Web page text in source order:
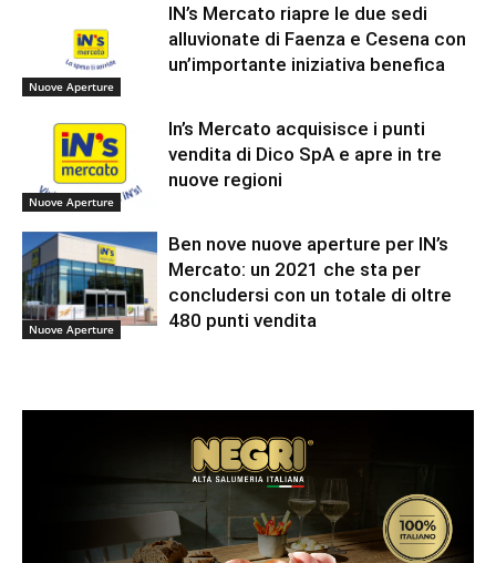
Nuove Aperture
IN’s Mercato riapre le due sedi
alluvionate di Faenza e Cesena con
un’importante iniziativa benefica
Nuove Aperture
In’s Mercato acquisisce i punti
vendita di Dico SpA e apre in tre
nuove regioni
Nuove Aperture
Ben nove nuove aperture per IN’s
Mercato: un 2021 che sta per
concludersi con un totale di oltre
480 punti vendita